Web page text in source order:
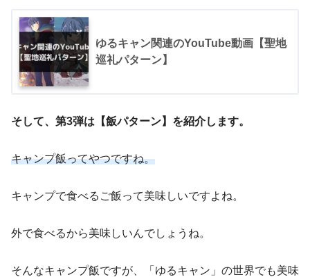
ゆるキャン関連のYouTube動画【聖地
巡礼パターン】
そして、第3弾は【飯パターン】を紹介します。
キャンプ飯ってやつですね。
キャンプで食べるご飯って美味しいですよね。
外で食べるから美味しいんでしょうね。
そんなキャンプ飯ですが、「ゆるキャン」の世界でも美味